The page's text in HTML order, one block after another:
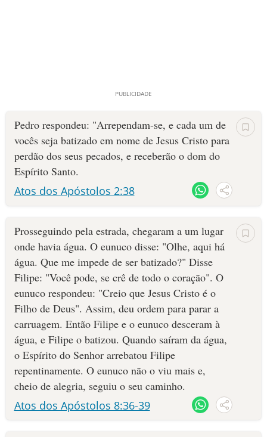
Pedro respondeu: "Arrependam-se, e cada um de
vocês seja batizado em nome de Jesus Cristo para
perdão dos seus pecados, e receberão o dom do
Espírito Santo.
Atos dos Apóstolos 2:38
Prosseguindo pela estrada, chegaram a um lugar
onde havia água. O eunuco disse: "Olhe, aqui há
água. Que me impede de ser batizado?" Disse
Filipe: "Você pode, se crê de todo o coração". O
eunuco respondeu: "Creio que Jesus Cristo é o
Filho de Deus". Assim, deu ordem para parar a
carruagem. Então Filipe e o eunuco desceram à
água, e Filipe o batizou. Quando saíram da água,
o Espírito do Senhor arrebatou Filipe
repentinamente. O eunuco não o viu mais e,
cheio de alegria, seguiu o seu caminho.
Atos dos Apóstolos 8:36-39